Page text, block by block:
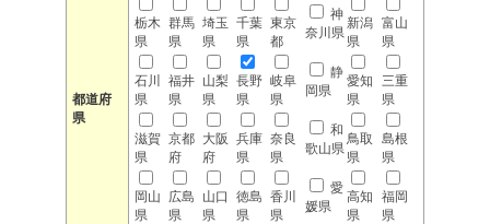
都道府
県
栃木
県
群馬
県
埼玉
県
千葉
県
東京
都
神
奈川県
新潟
県
富山
県
石川
県
福井
県
山梨
県
長野
県
岐阜
県
静
岡県
愛知
県
三重
県
滋賀
県
京都
府
大阪
府
兵庫
県
奈良
県
和
歌山県
鳥取
県
島根
県
岡山
県
広島
県
山口
県
徳島
県
香川
県
愛
媛県
高知
県
福岡
県